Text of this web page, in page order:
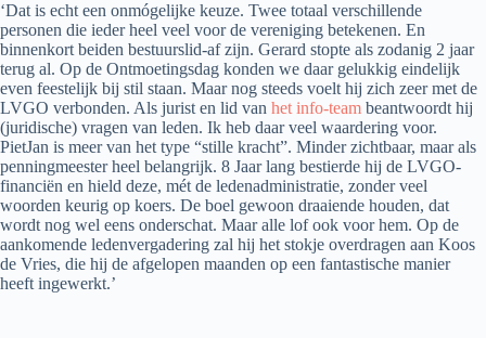
‘Dat is echt een onmógelijke keuze. Twee totaal verschillende
personen die ieder heel veel voor de vereniging betekenen. En
binnenkort beiden bestuurslid-af zijn. Gerard stopte als zodanig 2 jaar
terug al. Op de Ontmoetingsdag konden we daar gelukkig eindelijk
even feestelijk bij stil staan. Maar nog steeds voelt hij zich zeer met de
LVGO verbonden. Als jurist en lid van het info-team beantwoordt hij
(juridische) vragen van leden. Ik heb daar veel waardering voor.
PietJan is meer van het type “stille kracht”. Minder zichtbaar, maar als
penningmeester heel belangrijk. 8 Jaar lang bestierde hij de LVGO-
financiën en hield deze, mét de ledenadministratie, zonder veel
woorden keurig op koers. De boel gewoon draaiende houden, dat
wordt nog wel eens onderschat. Maar alle lof ook voor hem. Op de
aankomende ledenvergadering zal hij het stokje overdragen aan Koos
de Vries, die hij de afgelopen maanden op een fantastische manier
heeft ingewerkt.’